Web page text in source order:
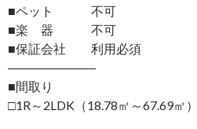
■ペット 不可
■楽 器 不可
■保証会社 利用必須
―――――――
■間取り
□1R～2LDK（18.78㎡～67.69㎡）